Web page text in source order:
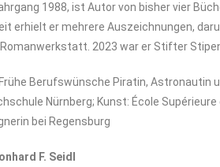
1988, ist Autor von bisher vier
erhielt er mehrere Auszeichnungen,
2023 war er Stifter
Berufswünsche Piratin, Astronautin
Nürnberg; Kunst: École
bei Regensburg
F. Seidl